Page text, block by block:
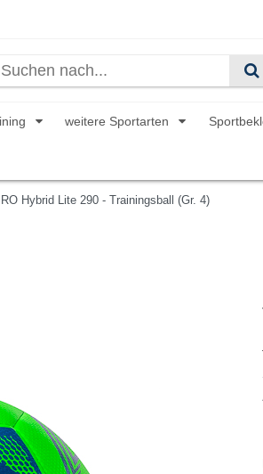
weitere Sportarten
Hybrid Lite 290 - Trainingsball (Gr. 4)